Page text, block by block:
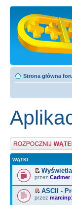
Strona główna
Napisz wątek
WĄTKI
przez Cadmer
ASCII -
przez